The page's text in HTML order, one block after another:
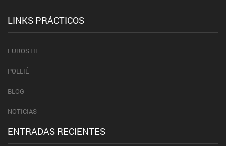
LINKS PRÁCTICOS
EUROSTIL
POLLIÉ
BLOG
NOTICIAS
ENTRADAS RECIENTES